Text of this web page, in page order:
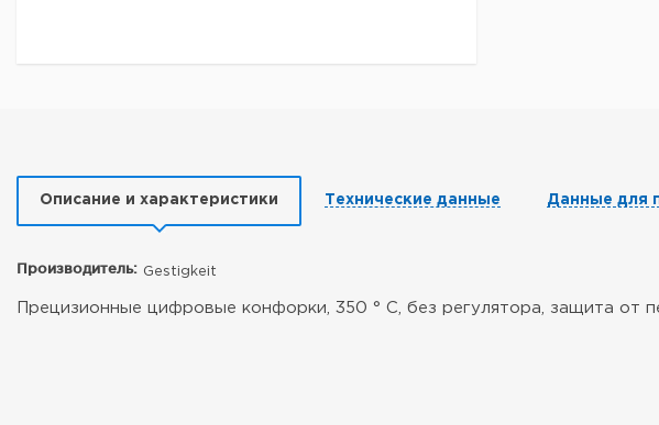
Описание и характеристики Технические данные Данные для
Производитель: Gestigkeit
Прецизионные цифровые конфорки, 350 ° C, без регулятора, защита от